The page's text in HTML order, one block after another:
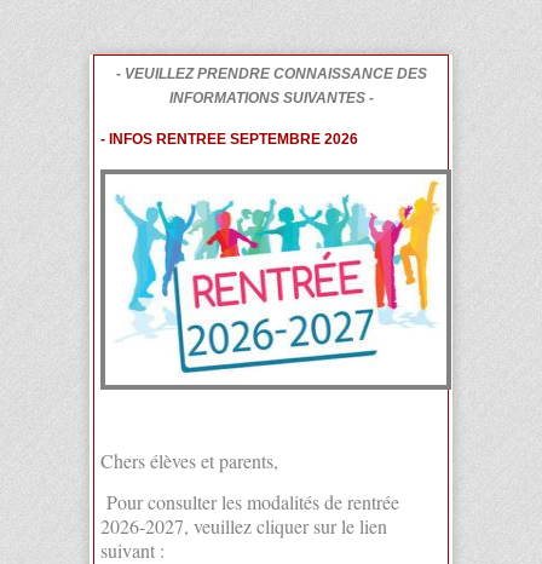
- VEUILLEZ PRENDRE CONNAISSANCE DES
INFORMATIONS SUIVANTES -
- INFOS RENTREE SEPTEMBRE 2026
Chers élèves et parents,
Pour consulter les modalités de rentrée
2026-2027, veuillez cliquer sur le lien
suivant :